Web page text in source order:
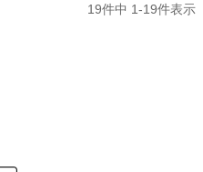
19件中 1-19件表示